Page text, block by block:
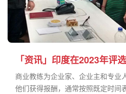
「资讯」印度在2023年评
商业教练为企业家、企业主和专业
他们获得报酬，通常按照既定时间